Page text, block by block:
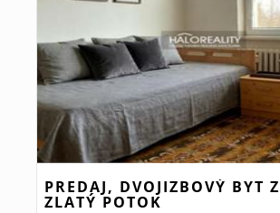
PREDAJ, DVOJIZBOVÝ BYT
ZLATÝ POTOK